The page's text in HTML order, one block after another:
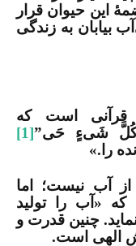
این حیوان قرار
بیابان به زندگی
قرآنی است که
كُلَّ شَیءٍ حَی”[1]
را.»
از آب نیست؛ اما
«آب را تولید
چنین قدرت و
الهی است.